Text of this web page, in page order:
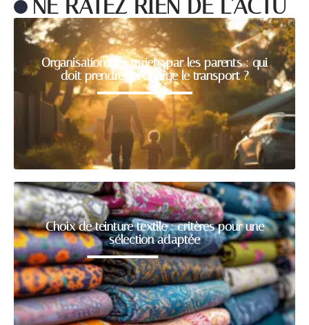
NE RATEZ RIEN DE L'ACTU
Organisation des trajets par les parents : qui
doit prendre en charge le transport ?
Choix de teinture textile : critères pour une
sélection adaptée